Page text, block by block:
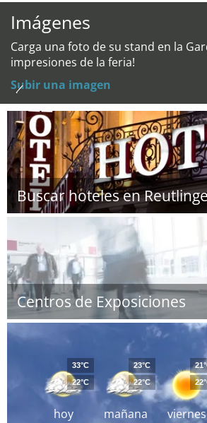
Imágenes
Carga una foto de su stand en la
impresiones de la feria!
Subir una imagen
Buscar hoteles en
Centros de Exposiciones
hoy
33°C
22°C
mañana
23°C
22°C
viernes